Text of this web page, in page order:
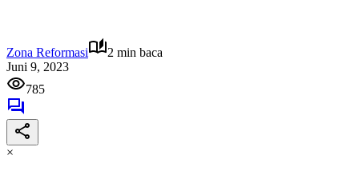
Zona Reformasi
2 min baca
Juni 9, 2023
785
×